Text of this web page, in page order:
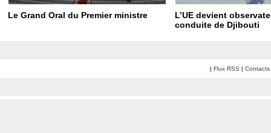
Le Grand Oral du Premier ministre
L’UE devient
conduite de Djibouti
| Flux RSS | Contacts